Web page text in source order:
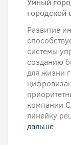
Умный
городской
Развитие
системы
созданию
для жизни
компании
линейку
дальше